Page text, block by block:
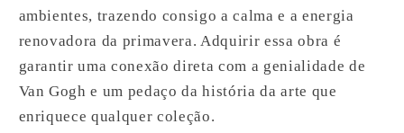
ambientes, trazendo consigo a calma e a energia
renovadora da primavera. Adquirir essa obra é
garantir uma conexão direta com a genialidade de
Van Gogh e um pedaço da história da arte que
enriquece qualquer coleção.